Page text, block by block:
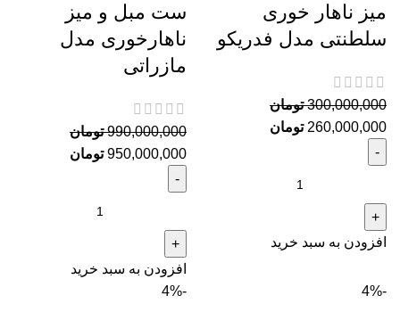
میز ناهار خوری
سلطنتی مدل فدریکو
300,000,000 تومان
260,000,000 تومان
افزودن به سبد خرید
ست مبل و میز
ناهارخوری مدل
مازراتی
990,000,000 تومان
950,000,000 تومان
افزودن به سبد خرید
-4%
-4%